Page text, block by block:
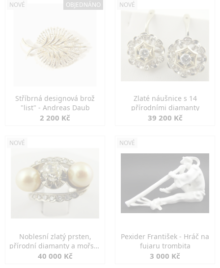
NOVÉ OBJEDNÁNO
Stříbrná designová brož
"list" - Andreas Daub
2 200 Kč
NOVÉ
Zlaté náušnice s 14
přírodními diamanty
39 200 Kč
NOVÉ
Noblesní zlatý prsten,
přírodní diamanty a mořské
perly
40 000 Kč
NOVÉ
Pexider František - Hráč na
fujaru trombita
3 000 Kč